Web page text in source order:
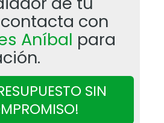
con
Aníbal para
SIN